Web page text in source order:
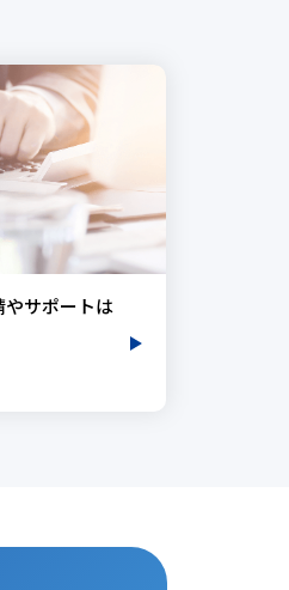
やサポートは